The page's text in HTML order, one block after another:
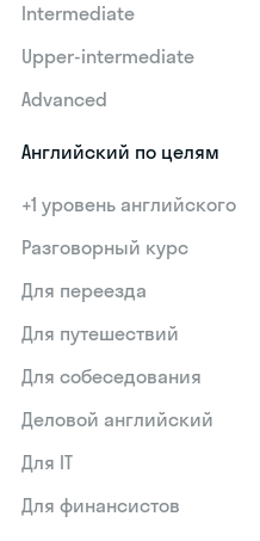
Intermediate
Upper-intermediate
Advanced
Английский по целям
+1 уровень английского
Разговорный курс
Для переезда
Для путешествий
Для собеседования
Деловой английский
Для IT
Для финансистов